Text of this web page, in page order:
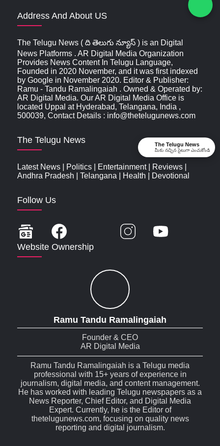
Address And About US
The Telugu News ( ది తెలుగు న్యూస్‌ ) is an Digital
News Platforms . AR Digital Media Organization
Provides News Content In Telugu Language,
Founded in 2020 November, and it was first indexed
by Google in November 2020. Editor & Publisher:
Ramu - Tandu Ramalingaiah . Owned & Operated by:
AR Digital Media. Our AR Digital Media Office is
located Uppal at Hyderabad, Telangana, India ,
500039, Contact Details : info@thetelugunews.com
The Telugu News
Latest News Politics Entertainment| Reviews
Andhra Pradesh
Telangana Health Devotional
Follow Us
Website Ownership
Ramu Tandu Ramalingaiah
Founder & CEO
AR Digital Media
Ramu Tandu Ramalingaiah is a Telugu media
professional with 15+ years of experience in
journalism, digital media, and content management.
He has worked with leading Telugu newspapers as a
News Reporter, Chief Editor, and Digital Media
Expert. Currently, he is the Editor of
thetelugunews.com, focusing on quality news
reporting and digital journalism.
The Telugu News
మీకు నచ్చిన సైటుగా ఎంచుకోండి